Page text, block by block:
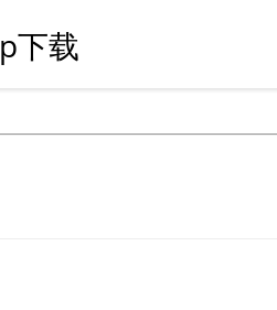
下载